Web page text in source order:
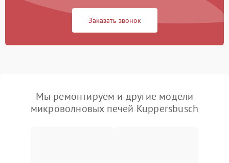
Заказать звонок
Мы ремонтируем и другие модели
микроволновых печей Kuppersbusch